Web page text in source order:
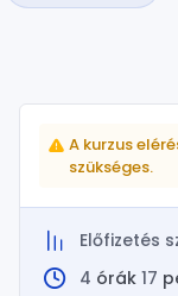
A kurzus
szükséges.
Előfizetés
4 órák 17